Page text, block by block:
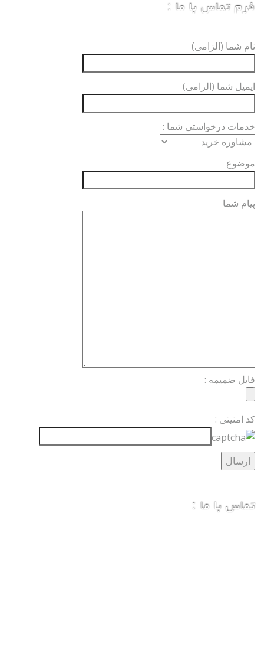
فرم تماس با ما :
نام شما (الزامی)
ایمیل شما (الزامی)
خدمات درخواستی شما :
موضوع
پیام شما
فایل ضمیمه :
کد امنیتی :
تماس با ما :